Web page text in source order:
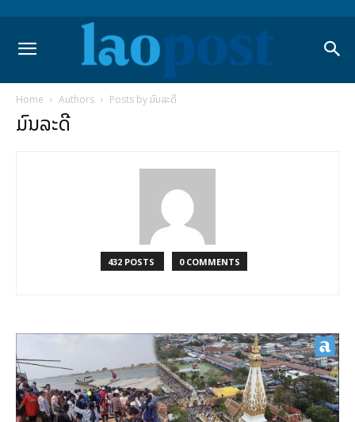
Home Authors Posts by ມົນລະດີ
ມົນລະດີ
432 POSTS 0 COMMENTS